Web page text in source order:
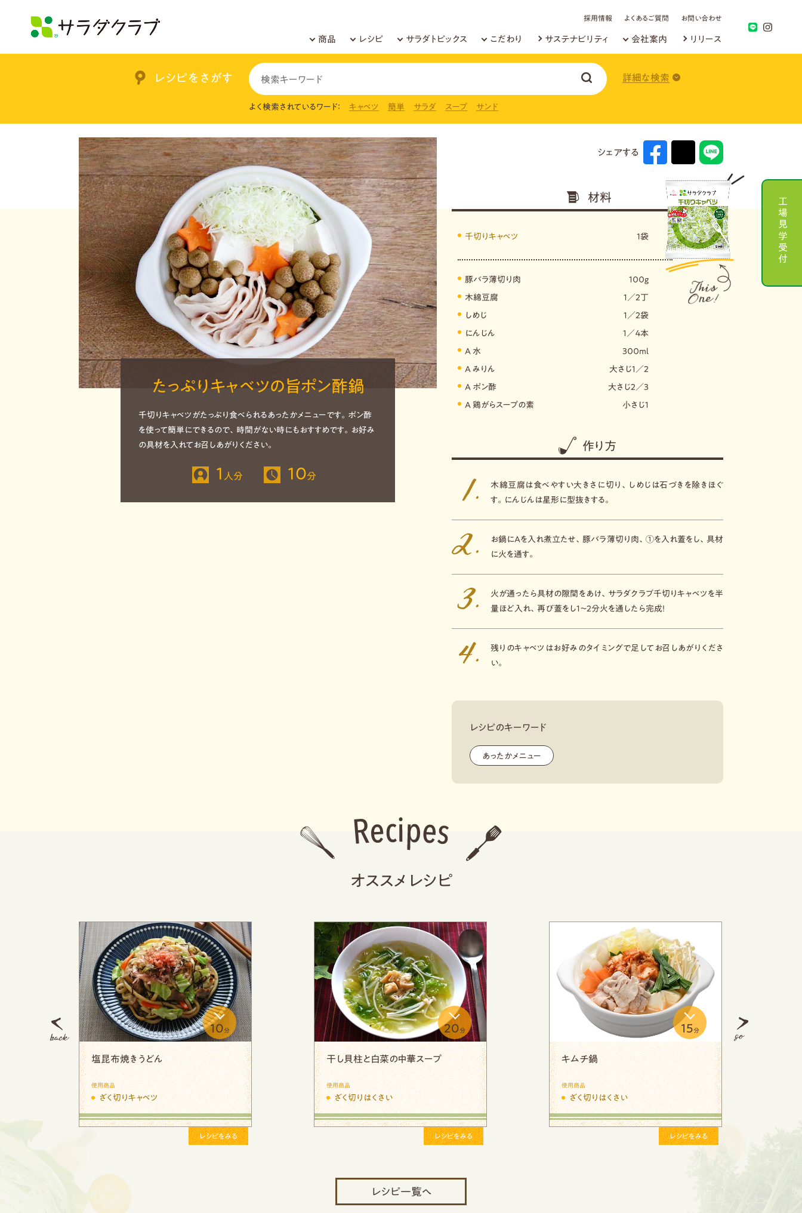
商品 レシピ サラダトピックス こだわり サステナビリティ 会社案内 リリース
採用情報 よくあるご質問 お問い合わせ
工場見学受付
レシピをさがす 詳細な検索
よく検索されているワード： キャベツ 簡単 サラダ スープ サンド
たっぷりキャベツの旨ポン酢鍋
千切りキャベツがたっぷり食べられるあったかメニューです。ポン酢
を使って簡単にできるので、時間がない時にもおすすめです。お好み
の具材を入れてお召しあがりください。
1 人分 10分
シェアする
材料
千切りキャベツ 1袋
豚バラ薄切り肉 １００g
木綿豆腐 １／２丁
しめじ １／２袋
にんじん １／４本
A 水 ３００ml
A みりん 大さじ１／２
A ポン酢 大さじ２／３
A 鶏がらスープの素 小さじ１
作り方
木綿豆腐は食べやすい大きさに切り、しめじは石づきを除きほぐ
す。にんじんは星形に型抜きする。
お鍋にAを入れ煮立たせ、豚バラ薄切り肉、①を入れ蓋をし、具材
に火を通す。
火が通ったら具材の隙間をあけ、サラダクラブ千切りキャベツを半
量ほど入れ、再び蓋をし１～２分火を通したら完成！
残りのキャベツはお好みのタイミングで足してお召しあがりくださ
い。
レシピのキーワード
あったかメニュー
オススメレシピ
キムチ鍋
15分
ざく切りはくさい
レシピをみる
レタスと梅のチャーハン
10
カットレタス
レシピをみる
鶏肉と白菜のクリーム煮
15
ざく切りはくさい
レシピをみる
レシピ一覧へ